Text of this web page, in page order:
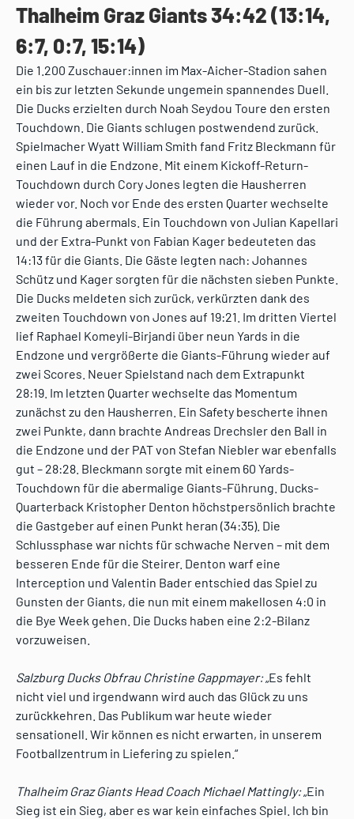
Thalheim Graz Giants 34:42 (13:14,
6:7, 0:7, 15:14)
Die 1.200 Zuschauer:innen im Max-Aicher-Stadion sahen
ein bis zur letzten Sekunde ungemein spannendes Duell.
Die Ducks erzielten durch Noah Seydou Toure den ersten
Touchdown. Die Giants schlugen postwendend zurück.
Spielmacher Wyatt William Smith fand Fritz Bleckmann für
einen Lauf in die Endzone. Mit einem Kickoff-Return-
Touchdown durch Cory Jones legten die Hausherren
wieder vor. Noch vor Ende des ersten Quarter wechselte
die Führung abermals. Ein Touchdown von Julian Kapellari
und der Extra-Punkt von Fabian Kager bedeuteten das
14:13 für die Giants. Die Gäste legten nach: Johannes
Schütz und Kager sorgten für die nächsten sieben Punkte.
Die Ducks meldeten sich zurück, verkürzten dank des
zweiten Touchdown von Jones auf 19:21. Im dritten Viertel
lief Raphael Komeyli-Birjandi über neun Yards in die
Endzone und vergrößerte die Giants-Führung wieder auf
zwei Scores. Neuer Spielstand nach dem Extrapunkt
28:19. Im letzten Quarter wechselte das Momentum
zunächst zu den Hausherren. Ein Safety bescherte ihnen
zwei Punkte, dann brachte Andreas Drechsler den Ball in
die Endzone und der PAT von Stefan Niebler war ebenfalls
gut – 28:28. Bleckmann sorgte mit einem 60 Yards-
Touchdown für die abermalige Giants-Führung. Ducks-
Quarterback Kristopher Denton höchstpersönlich brachte
die Gastgeber auf einen Punkt heran (34:35). Die
Schlussphase war nichts für schwache Nerven – mit dem
besseren Ende für die Steirer. Denton warf eine
Interception und Valentin Bader entschied das Spiel zu
Gunsten der Giants, die nun mit einem makellosen 4:0 in
die Bye Week gehen. Die Ducks haben eine 2:2-Bilanz
vorzuweisen.
Salzburg Ducks Obfrau Christine Gappmayer:„Es fehlt
nicht viel und irgendwann wird auch das Glück zu uns
zurückkehren. Das Publikum war heute wieder
sensationell. Wir können es nicht erwarten, in unserem
Footballzentrum in Liefering zu spielen.“
Thalheim Graz Giants Head Coach Michael Mattingly:„Ein
Sieg ist ein Sieg, aber es war kein einfaches Spiel. Ich bin